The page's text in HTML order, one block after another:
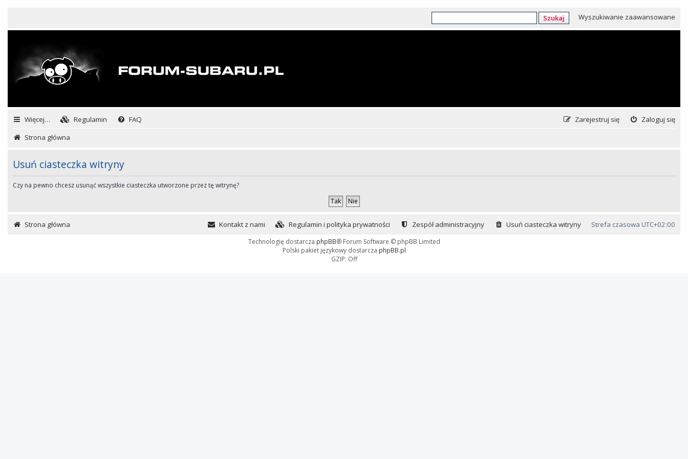
Szukaj Wyszukiwanie zaawansowane
Więcej… Regulamin FAQ Zaloguj się
Zarejestruj się
Strona główna
Usuń ciasteczka witryny
Czy na pewno chcesz usunąć wszystkie ciasteczka utworzone przez tę witrynę?
Strona główna Strefa czasowa UTC+02:00
Usuń ciasteczka witryny
Zespół administracyjny
Regulamin i polityka prywatności
Kontakt z nami
Technologię dostarcza phpBB® Forum Software © phpBB Limited
Polski pakiet językowy dostarcza phpBB.pl
GZIP: Off